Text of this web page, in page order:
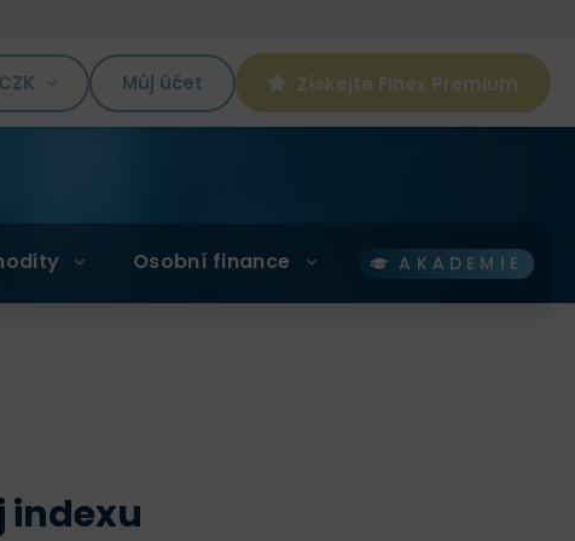
CZK Můj účet Získejte Finex Premium
Osobní finance AKADEMIE
indexu